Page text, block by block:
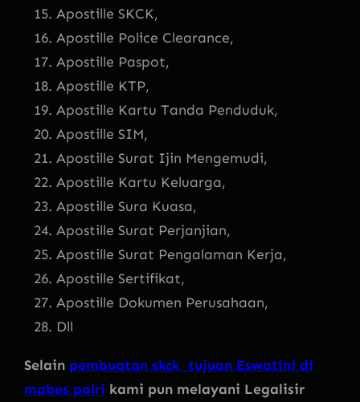
Apostille SKCK,
Apostille Police Clearance,
Apostille Paspot,
Apostille KTP,
Apostille Kartu Tanda Penduduk,
Apostille SIM,
Apostille Surat Ijin Mengemudi,
Apostille Kartu Keluarga,
Apostille Sura Kuasa,
Apostille Surat Perjanjian,
Apostille Surat Pengalaman Kerja,
Apostille Sertifikat,
Apostille Dokumen Perusahaan,
Dll
Selain pembuatan skck tujuan Eswatini di
mabes polri kami pun melayani Legalisir